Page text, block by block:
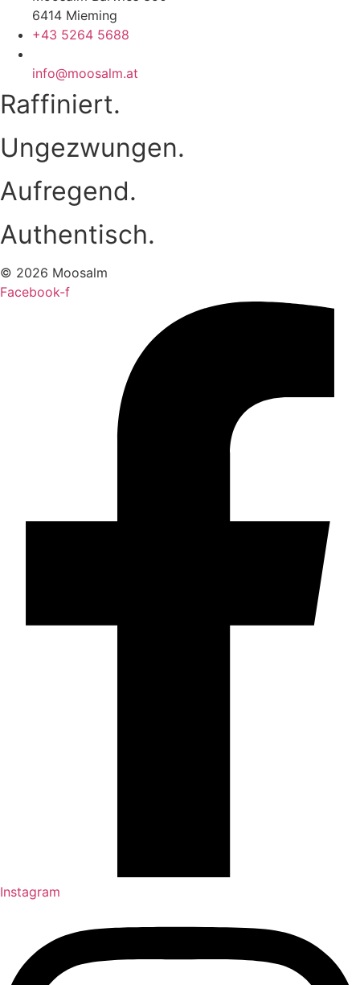
6414 Mieming
+43 5264 5688
info@moosalm.at
Raffiniert.
Ungezwungen.
Aufregend.
Authentisch.
© 2026 Moosalm
Facebook-f
Instagram